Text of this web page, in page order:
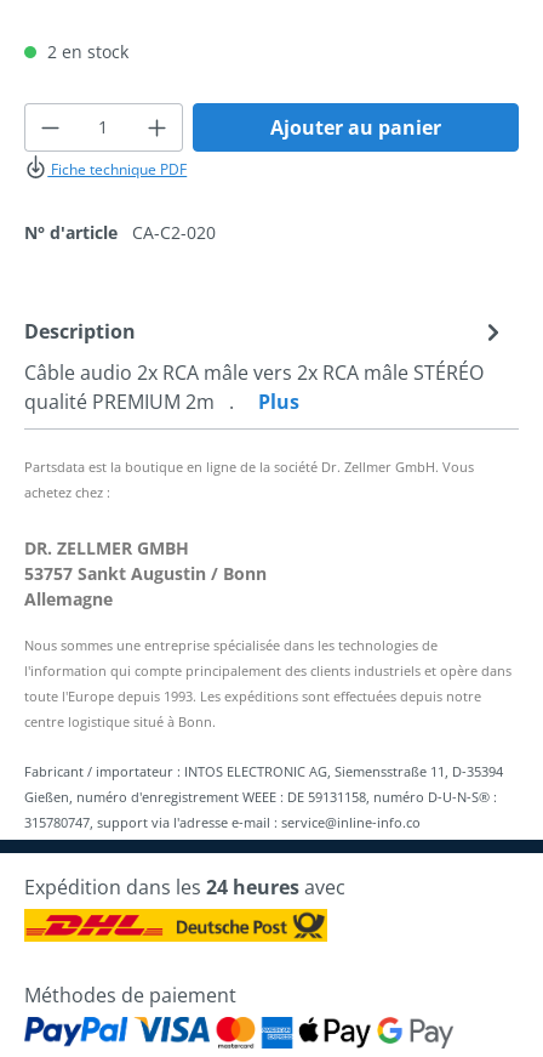
2 en stock
Quantité de produit : Entrez la quantité
Ajouter au panier
Fiche technique PDF
N° d'article CA-C2-020
Description
Câble audio 2x RCA mâle vers 2x RCA mâle STÉRÉO
qualité PREMIUM 2m . Plus
Partsdata est la boutique en ligne de la société Dr. Zellmer GmbH. Vous
achetez chez :
DR. ZELLMER GMBH
53757 Sankt Augustin / Bonn
Allemagne
Nous sommes une entreprise spécialisée dans les technologies de
l'information qui compte principalement des clients industriels et opère dans
toute l'Europe depuis 1993. Les expéditions sont effectuées depuis notre
centre logistique situé à Bonn.
Fabricant / importateur : INTOS ELECTRONIC AG, Siemensstraße 11, D-35394
Gießen, numéro d'enregistrement WEEE : DE 59131158, numéro D-U-N-S® :
315780747, support via l'adresse e-mail : service@inline-info.co
Expédition dans les 24 heuresavec
Méthodes de paiement